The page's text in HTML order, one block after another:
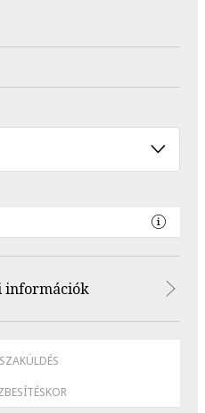
információk